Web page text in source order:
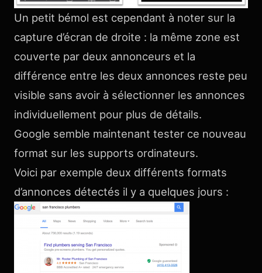
Un petit bémol est cependant à noter sur la
capture d’écran de droite : la même zone est
couverte par deux annonceurs et la
différence entre les deux annonces reste peu
visible sans avoir à sélectionner les annonces
individuellement pour plus de détails.
Google semble maintenant tester ce nouveau
format sur les supports ordinateurs.
Voici par exemple deux différents formats
d’annonces détectés il y a quelques jours :